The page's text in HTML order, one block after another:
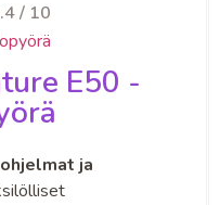
/ 10
E50 -
ja